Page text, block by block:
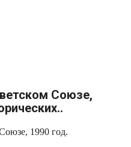
Союзе,
1990 год.